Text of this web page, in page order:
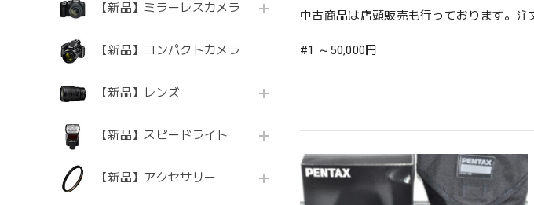
【新品】ミラーレスカメラ
【新品】コンパクトカメラ
【新品】レンズ
【新品】スピードライト
【新品】アクセサリー
中古商品は店頭販売も行っております。
#1 ～50,000円